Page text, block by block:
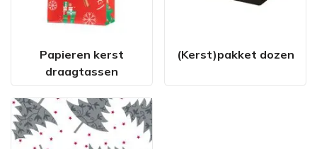
Papieren kerst
draagtassen
(Kerst)pakket dozen